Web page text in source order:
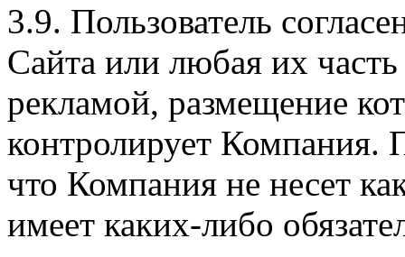
3.9. Пользователь
Сайта или любая их
рекламой, размещение
контролирует Компания.
что Компания не несет
имеет каких-либо